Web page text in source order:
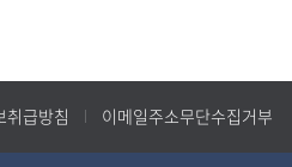
취급방침 이메일주소무단수집거부